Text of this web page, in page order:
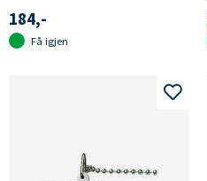
184,-
Få igjen